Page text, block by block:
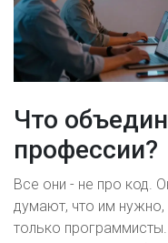
Что
профессии?
Все они - не про код.
думают, что им
только